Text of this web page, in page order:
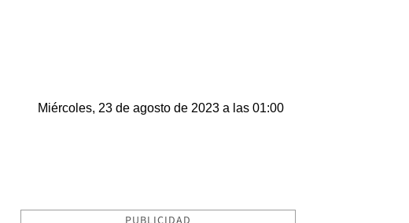
Miércoles, 23 de agosto de 2023 a las 01:00